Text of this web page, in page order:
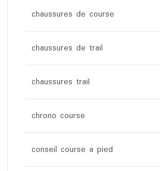
chaussures de course
chaussures de trail
chaussures trail
chrono course
conseil course a pied